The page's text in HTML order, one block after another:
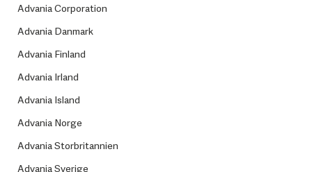
Advania Corporation
Advania Danmark
Advania Finland
Advania Irland
Advania Island
Advania Norge
Advania Storbritannien
Advania Sverige